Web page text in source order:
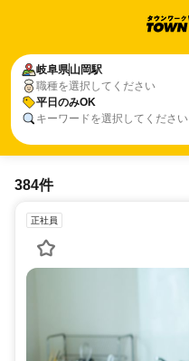
岐阜県山岡駅
職種を選択してください
平日のみOK
キーワードを選択してください
384件
正社員